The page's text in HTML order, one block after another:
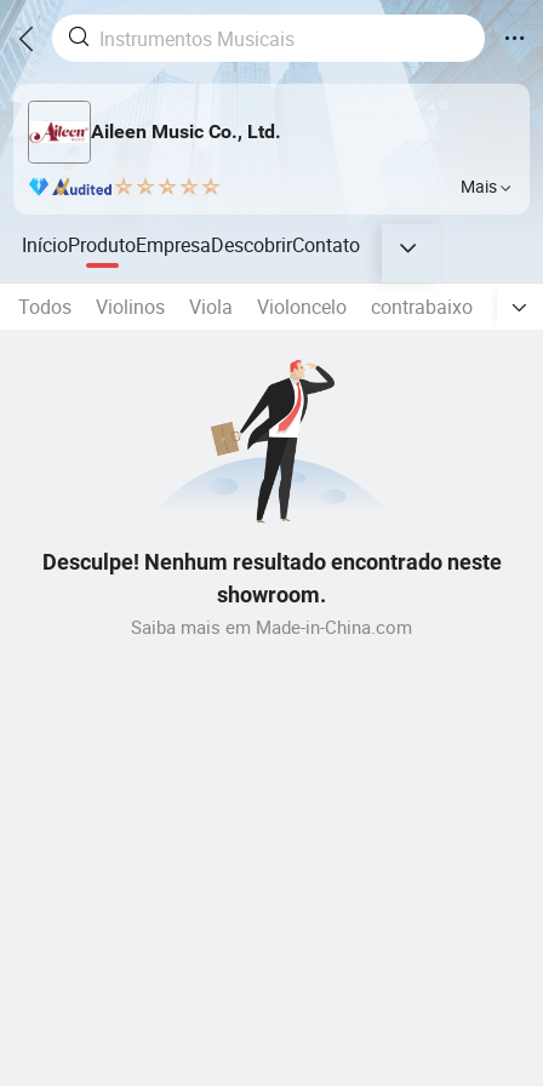
Aileen Music Co., Ltd.
Mais
InícioProdutoEmpresaDescobrirContato
Todos Violinos Viola Violoncelo contrabaixo
Desculpe! Nenhum resultado encontrado neste
showroom.
Saiba mais em Made-in-China.com